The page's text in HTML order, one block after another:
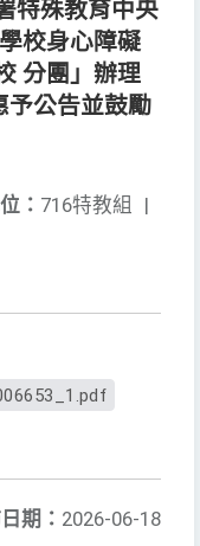
特殊教育中央
校身心障礙
分團」辦理
予公告並鼓勵
： 716特教組 |
期： 2026-06-18